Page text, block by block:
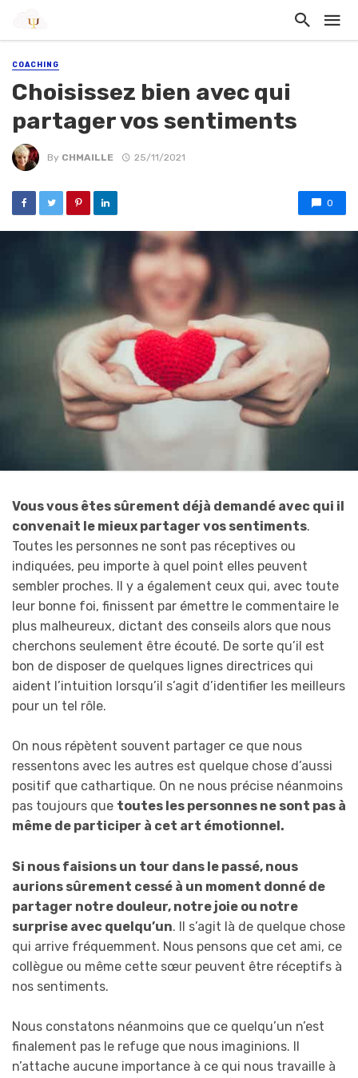
COACHING
Choisissez bien avec qui
partager vos sentiments
By CHMAILLE 25/11/2021
0
Vous vous êtes sûrement déjà demandé avec qui il
convenait le mieux partager vos sentiments.
Toutes les personnes ne sont pas réceptives ou
indiquées, peu importe à quel point elles peuvent
sembler proches. Il y a également ceux qui, avec toute
leur bonne foi, finissent par émettre le commentaire le
plus malheureux, dictant des conseils alors que nous
cherchons seulement être écouté. De sorte qu’il est
bon de disposer de quelques lignes directrices qui
aident l’intuition lorsqu’il s’agit d’identifier les meilleurs
pour un tel rôle.
On nous répètent souvent partager ce que nous
ressentons avec les autres est quelque chose d’aussi
positif que cathartique. On ne nous précise néanmoins
pas toujours que toutes les personnes ne sont pas à
même de participer à cet art émotionnel.
Si nous faisions un tour dans le passé, nous
aurions sûrement cessé à un moment donné de
partager notre douleur, notre joie ou notre
surprise avec quelqu’un. Il s’agit là de quelque chose
qui arrive fréquemment. Nous pensons que cet ami, ce
collègue ou même cette sœur peuvent être réceptifs à
nos sentiments.
Nous constatons néanmoins que ce quelqu’un n’est
finalement pas le refuge que nous imaginions. Il
n’attache aucune importance à ce qui nous travaille à